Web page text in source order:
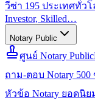
วีซ่า 195 ประเทศทั่วโ
Investor, Skilled…
Notary Public
ศูนย์ Notary Public
ถาม-ตอบ Notary 500
หัวข้อ Notary ยอดนิย